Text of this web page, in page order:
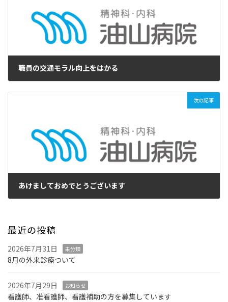
職員の交通モラル向上をはかる
次の記事
あけましておめでとうございます
最近の投稿
2026年7月31日 未分類
8月の外来診療ついて
2026年7月29日 お知らせ
看護師、准看護師、看護補助の方を募集しています